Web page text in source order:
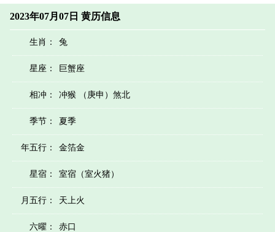
2023年07月07日 黄历信息
生肖： 兔
星座： 巨蟹座
相冲： 冲猴 （庚申）煞北
季节： 夏季
年五行： 金箔金
星宿： 室宿（室火猪）
月五行： 天上火
六曜： 赤口